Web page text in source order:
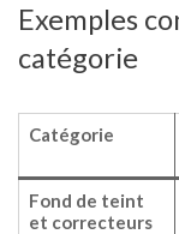
Exemples
catégorie
Catégorie
Fond de teint
et correcteurs